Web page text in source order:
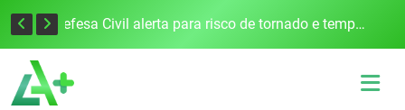
Justiça Eleitoral intensifica preparativos e faz alertas para as Eleições 2026 na 94ª Zona Eleitoral Defesa Civil alerta para risco de tornado e tempestades severas no RS entre esta quinta e sexta-feira